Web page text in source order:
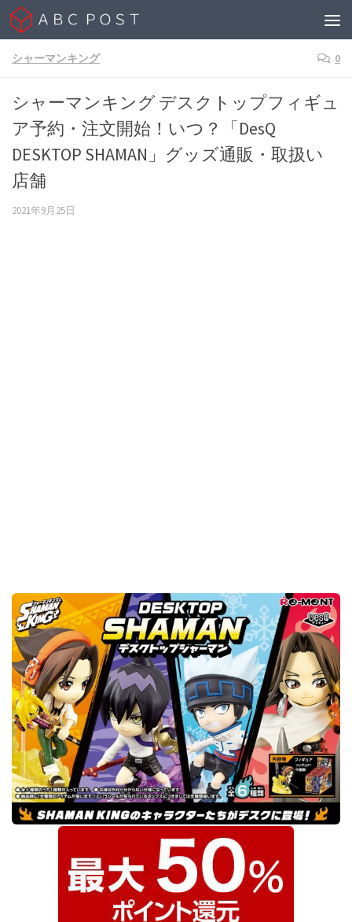
Skip to content
シャーマンキング 0
シャーマンキング デスクトップフィギュ
ア予約・注文開始！いつ？「DesQ
DESKTOP SHAMAN」グッズ通販・取扱い
店舗
2021年9月25日